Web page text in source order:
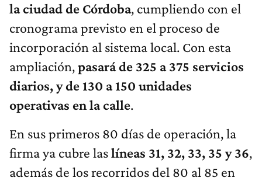
la ciudad de Córdoba, cumpliendo con el
cronograma previsto en el proceso de
incorporación al sistema local. Con esta
ampliación,pasará de 325 a 375 servicios
diarios, y de 130 a 150 unidades
operativas en la calle.
En sus primeros 80 días de operación, la
firma ya cubre laslíneas 31, 32, 33, 35 y 36,
además de los recorridos del 80 al 85 en